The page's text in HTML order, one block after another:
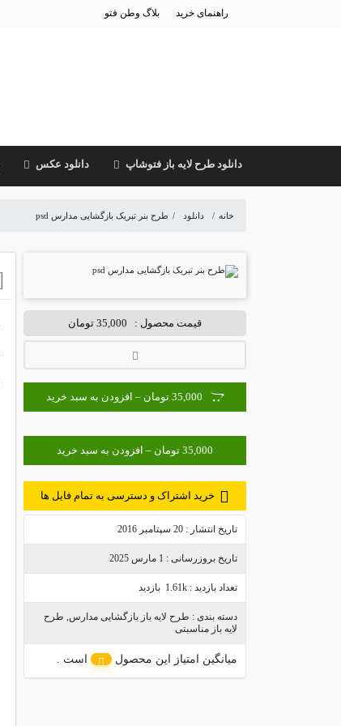
راهنمای خرید بلاگ وطن فتو
دانلود طرح لایه باز فتوشاپ دانلود عکس
خانه / دانلود / طرح بنر تبریک بازگشایی مدارس psd
قیمت محصول : 35,000 تومان
35,000 تومان – افزودن به سبد خرید
خرید اشتراک و دسترسی به تمام فایل ها
تاریخ انتشار : 20 سپتامبر 2016
تاریخ بروزرسانی : 1 مارس 2025
تعداد بازدید : 1.61k بازدید
دسته بندی : طرح لایه باز بازگشایی مدارس, طرح
لایه باز مناسبتی
میانگین امتیاز این محصول است .